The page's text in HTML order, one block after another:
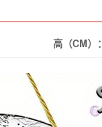
高（CM）：